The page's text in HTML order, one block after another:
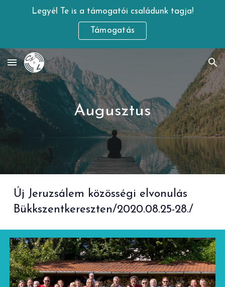
Skip to main content Skip to navigation
Legyél Te is a támogatói családunk tagja!
Támogatás
Augusztus
Új Jeruzsálem közösségi elvonulás
Bükkszentkereszten/2020.08.25-28./